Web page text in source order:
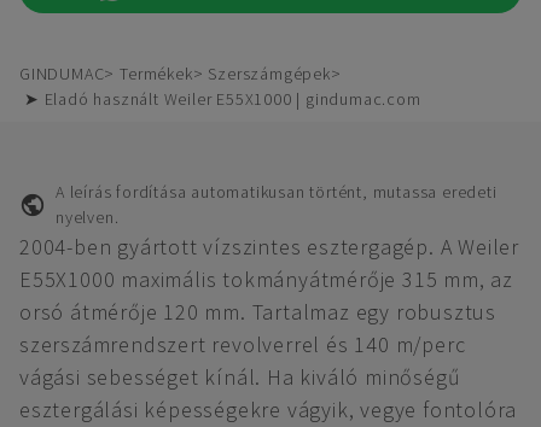
GINDUMAC Termékek
Szerszámgépek
➤ Eladó használt Weiler E55X1000 | gindumac.com
A leírás fordítása automatikusan történt, mutassa eredeti
nyelven.
2004-ben gyártott vízszintes esztergagép. A Weiler
E55X1000 maximális tokmányátmérője 315 mm, az
orsó átmérője 120 mm. Tartalmaz egy robusztus
szerszámrendszert revolverrel és 140 m/perc
vágási sebességet kínál. Ha kiváló minőségű
esztergálási képességekre vágyik, vegye fontolóra